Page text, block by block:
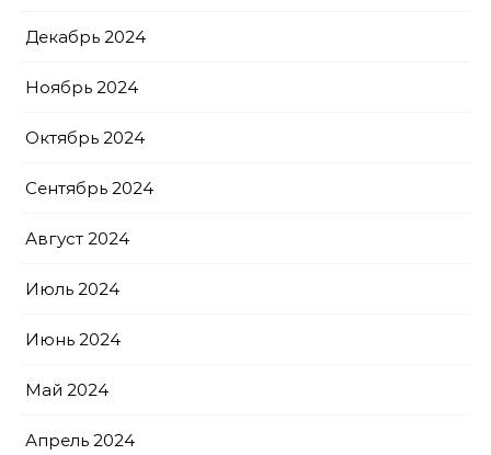
Декабрь 2024
Ноябрь 2024
Октябрь 2024
Сентябрь 2024
Август 2024
Июль 2024
Июнь 2024
Май 2024
Апрель 2024